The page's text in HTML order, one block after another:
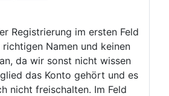
Registrierung im ersten Feld
richtigen Namen und keinen
da wir sonst nicht wissen
das Konto gehört und es
nicht freischalten. Im Feld